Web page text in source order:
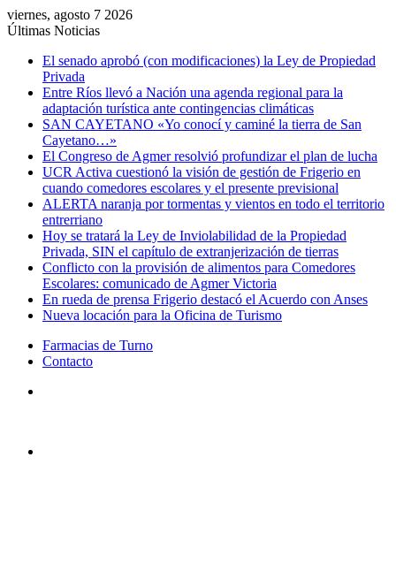
viernes, agosto 7 2026
Últimas Noticias
El senado aprobó (con modificaciones) la Ley de Propiedad
Privada
Entre Ríos llevó a Nación una agenda regional para la
adaptación turística ante contingencias climáticas
SAN CAYETANO «Yo conocí y caminé la tierra de San
Cayetano…»
El Congreso de Agmer resolvió profundizar el plan de lucha
UCR Activa cuestionó la visión de gestión de Frigerio en
cuando comedores escolares y el presente previsional
ALERTA naranja por tormentas y vientos en todo el territorio
entrerriano
Hoy se tratará la Ley de Inviolabilidad de la Propiedad
Privada, SIN el capítulo de extranjerización de tierras
Conflicto con la provisión de alimentos para Comedores
Escolares: comunicado de Agmer Victoria
En rueda de prensa Frigerio destacó el Acuerdo con Anses
Nueva locación para la Oficina de Turismo
Farmacias de Turno
Contacto